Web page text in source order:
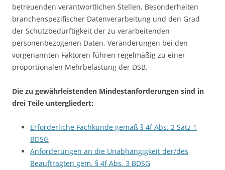
betreuenden verantwortlichen Stellen, Besonderheiten
branchenspezifischer Datenverarbeitung und den Grad
der Schutzbedürftigkeit der zu verarbeitenden
personenbezogenen Daten. Veränderungen bei den
vorgenannten Faktoren führen regelmäßig zu einer
proportionalen Mehrbelastung der DSB.
Die zu gewährleistenden Mindestanforderungen sind in
drei Teile untergliedert:
Erforderliche Fachkunde gemäß § 4f Abs. 2 Satz 1
BDSG
Anforderungen an die Unabhängigkeit der/des
Beauftragten gem. § 4f Abs. 3 BDSG